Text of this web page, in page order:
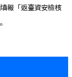
報「返臺資安檢核